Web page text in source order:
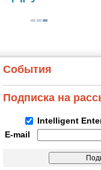
События
Подписка на
Intelligent
E-mail